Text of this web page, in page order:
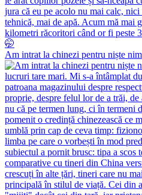
Am intrat la chinezi pentru niște